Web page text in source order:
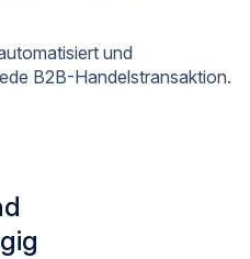
und
B2B-Handelstransaktion.